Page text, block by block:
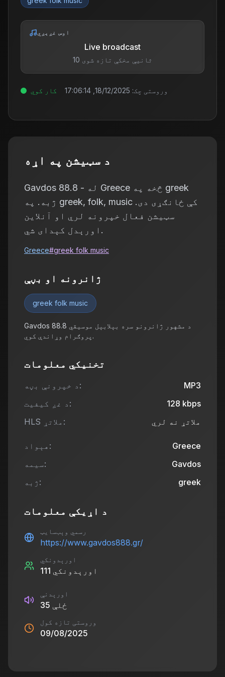
اوس غږېږي
Live broadcast
10 ثانیې مخکې تازه شوی
کار کوي وروستی چک: 18/12/2025, 17:06:14
د سټیشن په اړه
Gavdos 88.8 - له Greece څخه په greek
ژبه. په greek, folk, music کې ځانګړی دی.
سټیشن فعال خپرونه لري او آنلاین
اورېدل کېدای شي.
Greece#greek folk music
ژانرونه او بڼې
greek folk music
Gavdos 88.8 د مشهور ژانرونو سره بېلابېل موسیقي
پروګرام وړاندې کوي.
تخنیکي معلومات
د خپرونې بڼه:
MP3
د غږ کیفیت:
128 kbps
HLS ملاتړ:
ملاتړ نه لري
هېواد:
Greece
سیمه:
Gavdos
ژبه:
greek
د اړیکې معلومات
رسمي وېب‌سایټ
https://www.gavdos888.gr/
اورېدونکي
111 اورېدونکي
اورېدنې
35 ځلې
وروستی تازه کول
09/08/2025